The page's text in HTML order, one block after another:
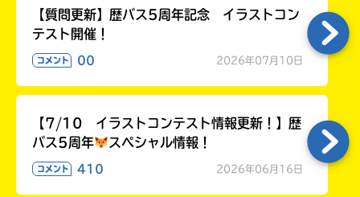
【質問更新】歴バス5周年記念 イラストコン
テスト開催！
コメント 00 2026年07月10日
【7/10 イラストコンテスト情報更新！】歴
バス5周年
スペシャル情報！
コメント 410 2026年06月16日